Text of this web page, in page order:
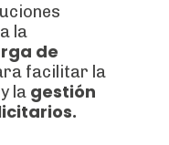
la
de
facilitar la
la gestión